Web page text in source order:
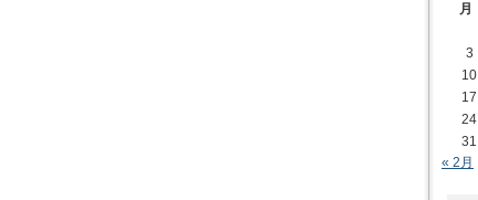
月
3
10
17
24
31
« 2月